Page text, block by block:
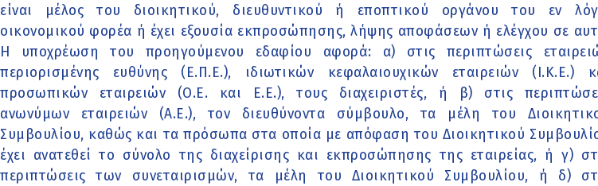
είναι μέλος του διοικητικού, διευθυντικού ή εποπτικού οργάνου του εν
οικονομικού φορέα ή έχει εξουσία εκπροσώπησης, λήψης αποφάσεων ή ελέγχου σε
Η υποχρέωση του προηγούμενου εδαφίου αφορά: α) στις περιπτώσεις
περιορισμένης ευθύνης (Ε.Π.Ε.), ιδιωτικών κεφαλαιουχικών εταιρειών (Ι.Κ.Ε.)
προσωπικών εταιρειών (Ο.Ε. και Ε.Ε.), τους διαχειριστές, ή β) στις
ανωνύμων εταιρειών (Α.Ε.), τον διευθύνοντα σύμβουλο, τα μέλη του
Συμβουλίου, καθώς και τα πρόσωπα στα οποία με απόφαση του Διοικητικού
έχει ανατεθεί το σύνολο της διαχείρισης και εκπροσώπησης της εταιρείας, ή γ)
περιπτώσεις των συνεταιρισμών, τα μέλη του Διοικητικού Συμβουλίου, ή δ)